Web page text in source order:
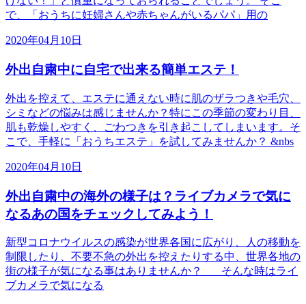
で、「おうちに妊婦さんや赤ちゃんがいるパパ」用の
2020年04月10日
外出自粛中に自宅で出来る簡単エステ！
外出を控えて、エステに通えない時に肌のザラつきや毛穴、
シミなどの悩みは感じませんか？特にこの季節の変わり目、
肌も乾燥しやすく、ごわつきを引き起こしてしまいます。そ
こで、手軽に「おうちエステ」を試してみませんか？ &nbs
2020年04月10日
外出自粛中の海外の様子は？ライブカメラで気に
なるあの国をチェックしてみよう！
新型コロナウイルスの感染が世界各国に広がり、人の移動を
制限したり、不要不急の外出を控えたりする中、世界各地の
街の様子が気になる事はありませんか？ そんな時はライ
ブカメラで気になる